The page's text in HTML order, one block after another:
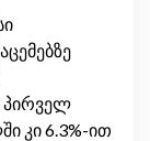
პირველ
კი 6.3%-ით